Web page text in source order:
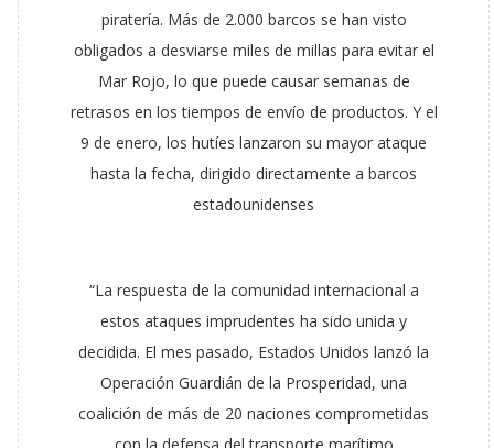
piratería. Más de 2.000 barcos se han visto
obligados a desviarse miles de millas para evitar el
Mar Rojo, lo que puede causar semanas de
retrasos en los tiempos de envío de productos. Y el
9 de enero, los hutíes lanzaron su mayor ataque
hasta la fecha, dirigido directamente a barcos
estadounidenses
“La respuesta de la comunidad internacional a
estos ataques imprudentes ha sido unida y
decidida. El mes pasado, Estados Unidos lanzó la
Operación Guardián de la Prosperidad, una
coalición de más de 20 naciones comprometidas